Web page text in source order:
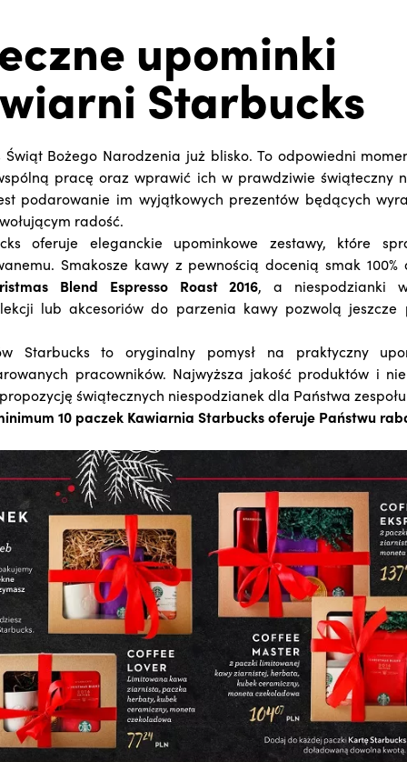
upominki
Starbucks
Świąt Bożego Narodzenia już blisko. To odpowiedni
pracę oraz wprawić ich w prawdziwie świąteczny
podarowanie im wyjątkowych prezentów będących
radość.
oferuje eleganckie upominkowe zestawy, które
Smakosze kawy z pewnością docenią smak
Blend Espresso Roast 2016, a niespodzianki
lub akcesoriów do parzenia kawy pozwolą jeszcze
Starbucks to oryginalny pomysł na praktyczny
pracowników. Najwyższa jakość produktów i
świątecznych niespodzianek dla Państwa
10 paczek Kawiarnia Starbucks oferuje Państwu